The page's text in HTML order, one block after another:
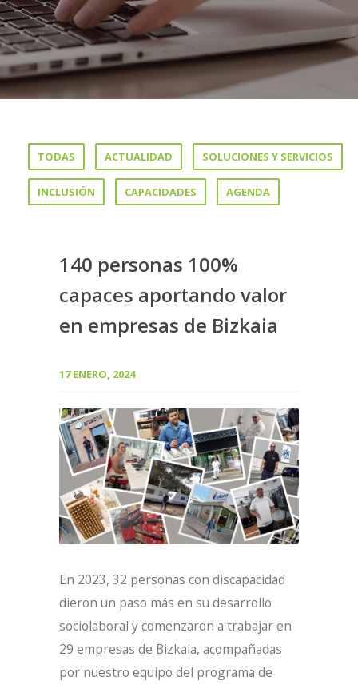
TODAS ACTUALIDAD SOLUCIONES Y SERVICIOS
INCLUSIÓN CAPACIDADES AGENDA
140 personas 100%
capaces aportando valor
en empresas de Bizkaia
17 ENERO, 2024
En 2023, 32 personas con discapacidad
dieron un paso más en su desarrollo
sociolaboral y comenzaron a trabajar en
29 empresas de Bizkaia, acompañadas
por nuestro equipo del programa de